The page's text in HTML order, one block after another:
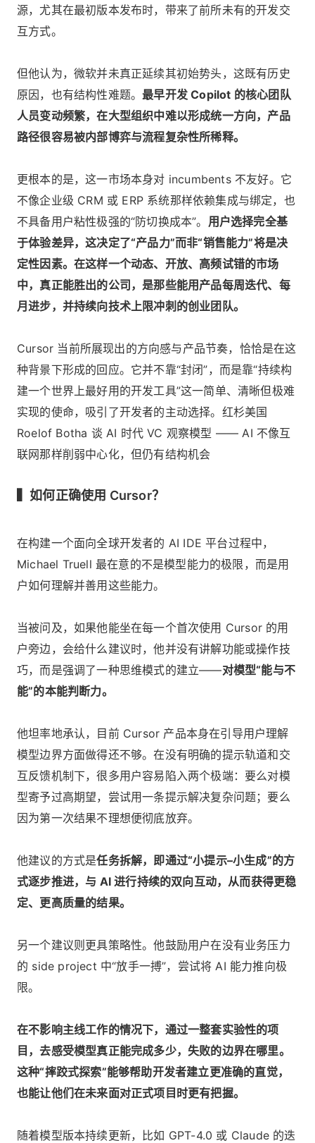
源，尤其在最初版本发布时，带来了前所未有的开发交
互方式。
但他认为，微软并未真正延续其初始势头，这既有历史
原因，也有结构性难题。最早开发 Copilot 的核心团队
人员变动频繁，在大型组织中难以形成统一方向，产品
路径很容易被内部博弈与流程复杂性所稀释。
更根本的是，这一市场本身对 incumbents 不友好。它
不像企业级 CRM 或 ERP 系统那样依赖集成与绑定，也
不具备用户粘性极强的“防切换成本”。 用户选择完全基
于体验差异，这决定了“产品力”而非“销售能力”将是决
定性因素。在这样一个动态、开放、高频试错的市场
中，真正能胜出的公司，是那些能用产品每周迭代、每
月进步，并持续向技术上限冲刺的创业团队。
Cursor 当前所展现出的方向感与产品节奏，恰恰是在这
种背景下形成的回应。它并不靠“封闭”，而是靠“持续构
建一个世界上最好用的开发工具”这一简单、清晰但极难
实现的使命，吸引了开发者的主动选择。 红杉美国
Roelof Botha 谈 AI 时代 VC 观察模型 —— AI 不像互
联网那样削弱中心化，但仍有结构机会
▍如何正确使用 Cursor？
在构建一个面向全球开发者的 AI IDE 平台过程中，
Michael Truell 最在意的不是模型能力的极限，而是用
户如何理解并善用这些能力。
当被问及，如果他能坐在每一个首次使用 Cursor 的用
户旁边，会给什么建议时，他并没有讲解功能或操作技
巧，而是强调了一种思维模式的建立——对模型“能与不
能”的本能判断力。
他坦率地承认，目前 Cursor 产品本身在引导用户理解
模型边界方面做得还不够。在没有明确的提示轨道和交
互反馈机制下，很多用户容易陷入两个极端：要么对模
型寄予过高期望，尝试用一条提示解决复杂问题；要么
因为第一次结果不理想便彻底放弃。
他建议的方式是任务拆解，即通过“小提示–小生成”的方
式逐步推进，与 AI 进行持续的双向互动，从而获得更稳
定、更高质量的结果。
另一个建议则更具策略性。他鼓励用户在没有业务压力
的 side project 中“放手一搏”，尝试将 AI 能力推向极
限。
在不影响主线工作的情况下，通过一整套实验性的项
目，去感受模型真正能完成多少，失败的边界在哪里。
这种“摔跤式探索”能够帮助开发者建立更准确的直觉，
也能让他们在未来面对正式项目时更有把握。
随着模型版本持续更新，比如 GPT-4.0 或 Claude 的迭